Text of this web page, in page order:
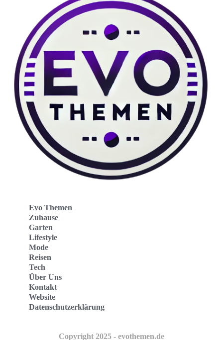
Evo Themen
Zuhause
Garten
Lifestyle
Mode
Reisen
Tech
Über Uns
Kontakt
Website
Datenschutzerklärung
Copyright 2025 - evothemen.de